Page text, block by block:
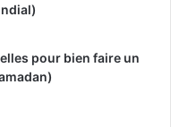
pour bien faire un